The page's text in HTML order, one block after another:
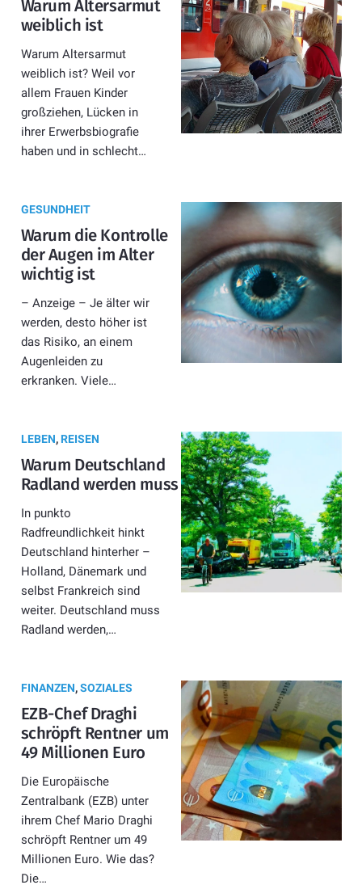
Warum Altersarmut
weiblich ist
Warum Altersarmut
weiblich ist? Weil vor
allem Frauen Kinder
großziehen, Lücken in
ihrer Erwerbsbiografie
haben und in schlecht…
GESUNDHEIT
Warum die Kontrolle
der Augen im Alter
wichtig ist
– Anzeige – Je älter wir
werden, desto höher ist
das Risiko, an einem
Augenleiden zu
erkranken. Viele…
LEBEN,REISEN
Warum Deutschland
Radland werden muss
In punkto
Radfreundlichkeit hinkt
Deutschland hinterher –
Holland, Dänemark und
selbst Frankreich sind
weiter. Deutschland muss
Radland werden,…
FINANZEN,SOZIALES
EZB-Chef Draghi
schröpft Rentner um
49 Millionen Euro
Die Europäische
Zentralbank (EZB) unter
ihrem Chef Mario Draghi
schröpft Rentner um 49
Millionen Euro. Wie das?
Die…